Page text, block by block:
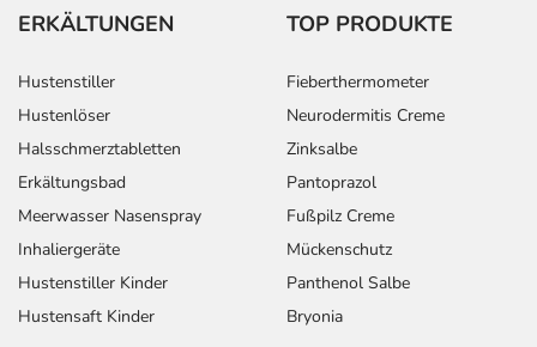
ERKÄLTUNGEN
Hustenstiller
Hustenlöser
Halsschmerztabletten
Erkältungsbad
Meerwasser Nasenspray
Inhaliergeräte
Hustenstiller Kinder
Hustensaft Kinder
TOP PRODUKTE
Fieberthermometer
Neurodermitis Creme
Zinksalbe
Pantoprazol
Fußpilz Creme
Mückenschutz
Panthenol Salbe
Bryonia